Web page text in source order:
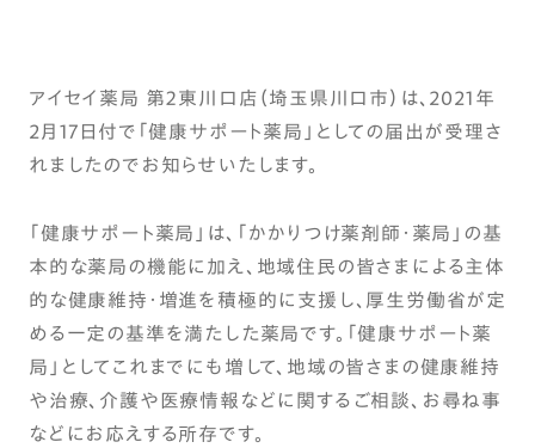
アイセイ薬局 第２東川口店（埼玉県川口市）は、2021年
2月17日付で「健康サポート薬局」としての届出が受理さ
れましたのでお知らせいたします。
「健康サポート薬局」は、「かかりつけ薬剤師・薬局」の基
本的な薬局の機能に加え、地域住民の皆さまによる主体
的な健康維持・増進を積極的に支援し、厚生労働省が定
める一定の基準を満たした薬局です。「健康サポート薬
局」としてこれまでにも増して、地域の皆さまの健康維持
や治療、介護や医療情報などに関するご相談、お尋ね事
などにお応えする所存です。